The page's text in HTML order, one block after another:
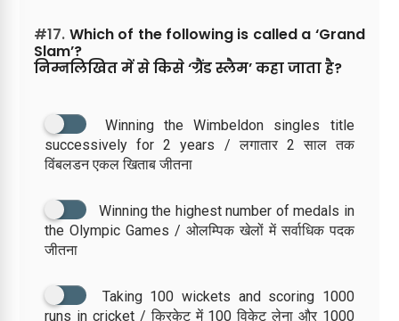
#17. Which of the following is called a ‘Grand
Slam’?
निम्नलिखित में से किसे ‘ग्रैंड स्लैम’ कहा जाता है?
Winning the Wimbeldon singles title
successively for 2 years / लगातार 2 साल तक
विंबलडन एकल खिताब जीतना
Winning the highest number of medals in
the Olympic Games / ओलम्पिक खेलों में सर्वाधिक पदक
जीतना
Taking 100 wickets and scoring 1000
runs in cricket / क्रिकेट में 100 विकेट लेना और 1000